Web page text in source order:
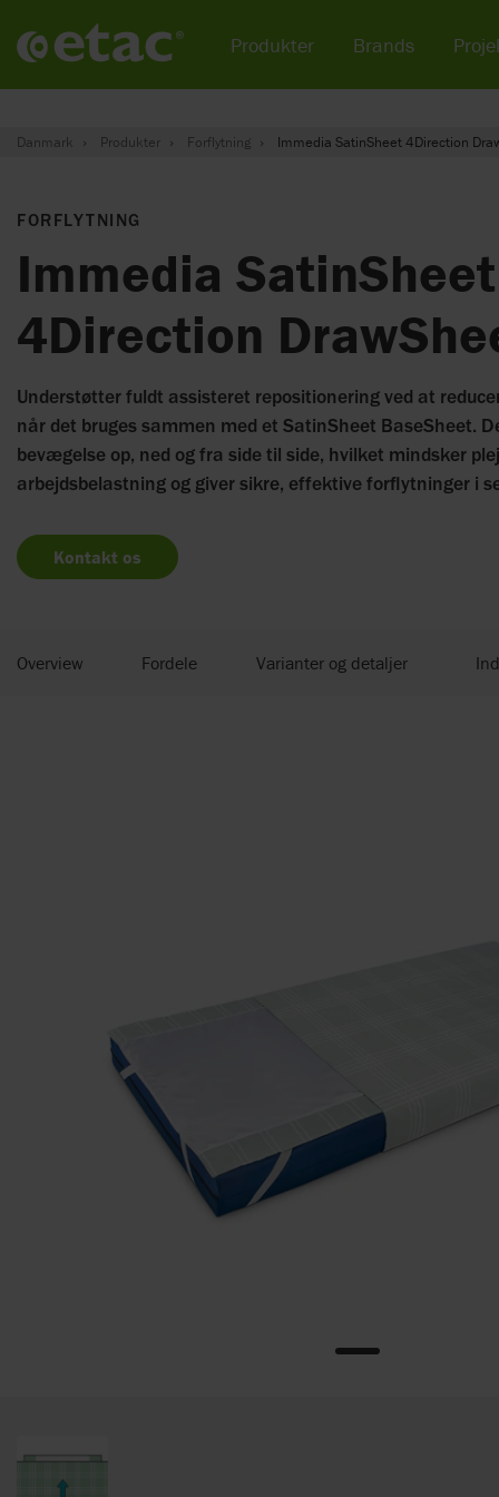
Danmark Produkter Forflytning Immedia SatinSheet 4Direction
FORFLYTNING
Immedia SatinSheet
4Direction
Understøtter fuldt assisteret repositionering ved at
når det bruges sammen med et SatinSheet BaseSheet.
bevægelse op, ned og fra side til side, hvilket mindsker
arbejdsbelastning og giver sikre, effektive forflytninger i
Kontakt os
Overview Fordele Varianter og detaljer
Produkter Brands